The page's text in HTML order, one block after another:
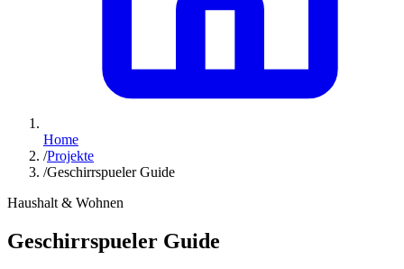
Home
/Projekte
/Geschirrspueler Guide
Haushalt & Wohnen
Geschirrspueler Guide